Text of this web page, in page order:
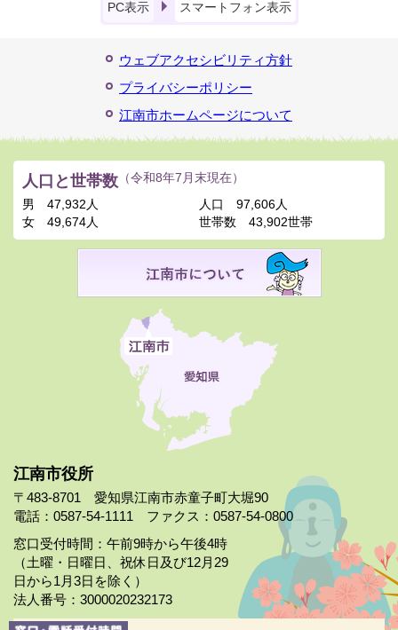
PC表示 スマートフォン表示
ウェブアクセシビリティ方針
プライバシーポリシー
江南市ホームページについて
江南市役所
〒483-8701 愛知県江南市赤童子町大堀90
電話：0587-54-1111 ファクス：0587-54-0800
窓口受付時間：午前9時から午後4時
（土曜・日曜日、祝休日及び12月29
日から1月3日を除く）
法人番号：3000020232173
人口と世帯数 （令和8年7月末現在）
男
47,932人
女
49,674人
人口
97,606人
世帯数
43,902世帯